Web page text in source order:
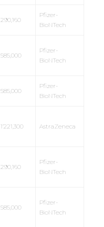
290,160
Pfizer-
BioNTech
585,000
Pfizer-
BioNTech
585,000
Pfizer-
BioNTech
1’221,300 AstraZeneca
290,160
Pfizer-
BioNTech
585,000
Pfizer-
BioNTech